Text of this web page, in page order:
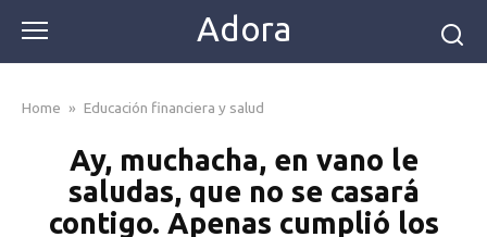
content
Adora
Home » Educación financiera y salud
Ay, muchacha, en vano le
saludas, que no se casará
contigo. Apenas cumplió los